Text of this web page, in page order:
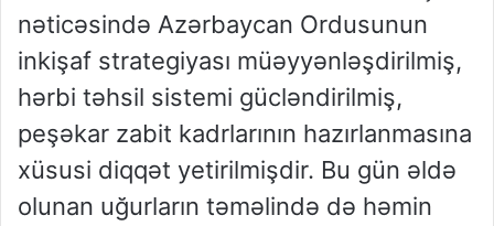
nəticəsində Azərbaycan Ordusunun
inkişaf strategiyası müəyyənləşdirilmiş,
hərbi təhsil sistemi gücləndirilmiş,
peşəkar zabit kadrlarının hazırlanmasına
xüsusi diqqət yetirilmişdir. Bu gün əldə
olunan uğurların təməlində də həmin